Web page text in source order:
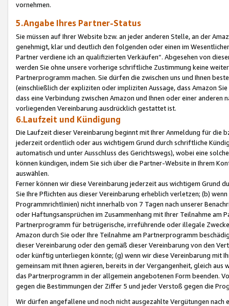
vornehmen.
5.Angabe Ihres Partner-Status
Sie müssen auf Ihrer Website bzw. an jeder anderen Stelle, an der
genehmigt, klar und deutlich den folgenden oder einen im
Partner verdiene ich an qualifizierten Verkäufen“. Abgesehen von
werden Sie ohne unsere vorherige schriftliche Zustimmung keine
Partnerprogramm machen. Sie dürfen die zwischen uns und Ihnen
(einschließlich der expliziten oder impliziten Aussage, dass Amazon
dass eine Verbindung zwischen Amazon und Ihnen oder einer
vorliegenden Vereinbarung ausdrücklich gestattet ist.
6.Laufzeit und Kündigung
Die Laufzeit dieser Vereinbarung beginnt mit Ihrer Anmeldung für die
jederzeit ordentlich oder aus wichtigem Grund durch schriftliche
automatisch und unter Ausschluss des Gerichtswegs), wobei eine
können kündigen, indem Sie sich über die Partner-Website in Ihrem
auswählen.
Ferner können wir diese Vereinbarung jederzeit aus wichtigem Grund
Sie Ihre Pflichten aus dieser Vereinbarung erheblich verletzen; (b)
Programmrichtlinien) nicht innerhalb von 7 Tagen nach unserer
oder Haftungsansprüchen im Zusammenhang mit Ihrer Teilnahme am
Partnerprogramm für betrügerische, irreführende oder illegale
Amazon durch Sie oder Ihre Teilnahme am Partnerprogramm
dieser Vereinbarung oder den gemäß dieser Vereinbarung von den
oder künftig unterliegen könnte; (g) wenn wir diese Vereinbarung mit
gemeinsam mit Ihnen agieren, bereits in der Vergangenheit, gleich
das Partnerprogramm in der allgemein angebotenen Form beenden.
gegen die Bestimmungen der Ziffer 5 und jeder Verstoß gegen die
Wir dürfen angefallene und noch nicht ausgezahlte Vergütungen